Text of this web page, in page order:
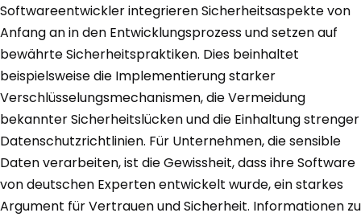
Softwareentwickler integrieren Sicherheitsaspekte von
Anfang an in den Entwicklungsprozess und setzen auf
bewährte Sicherheitspraktiken. Dies beinhaltet
beispielsweise die Implementierung starker
Verschlüsselungsmechanismen, die Vermeidung
bekannter Sicherheitslücken und die Einhaltung strenger
Datenschutzrichtlinien. Für Unternehmen, die sensible
Daten verarbeiten, ist die Gewissheit, dass ihre Software
von deutschen Experten entwickelt wurde, ein starkes
Argument für Vertrauen und Sicherheit. Informationen zu